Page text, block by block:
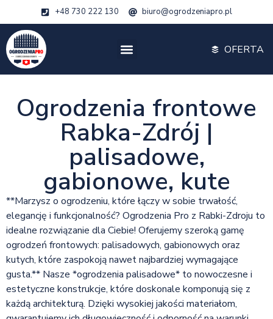
+48 730 222 130 biuro@ogrodzeniapro.pl
OFERTA
Ogrodzenia frontowe
Rabka-Zdrój |
palisadowe,
gabionowe, kute
**Marzysz o ogrodzeniu, które łączy w sobie trwałość,
elegancję i funkcjonalność? Ogrodzenia Pro z Rabki-Zdroju to
idealne rozwiązanie dla Ciebie! Oferujemy szeroką gamę
ogrodzeń frontowych: palisadowych, gabionowych oraz
kutych, które zaspokoją nawet najbardziej wymagające
gusta.** Nasze *ogrodzenia palisadowe* to nowoczesne i
estetyczne konstrukcje, które doskonale komponują się z
każdą architekturą. Dzięki wysokiej jakości materiałom,